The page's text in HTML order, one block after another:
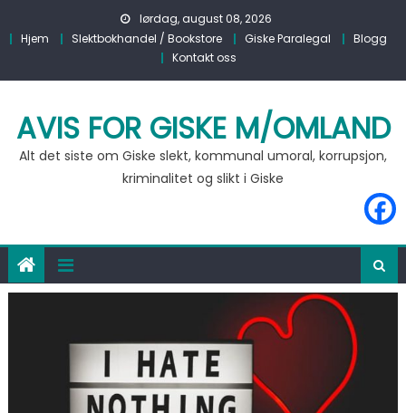
lørdag, august 08, 2026
Hjem
Slektbokhandel / Bookstore Giske Paralegal
Blogg
Kontakt oss
AVIS FOR GISKE M/OMLAND
Alt det siste om Giske slekt, kommunal umoral, korrupsjon,
kriminalitet og slikt i Giske